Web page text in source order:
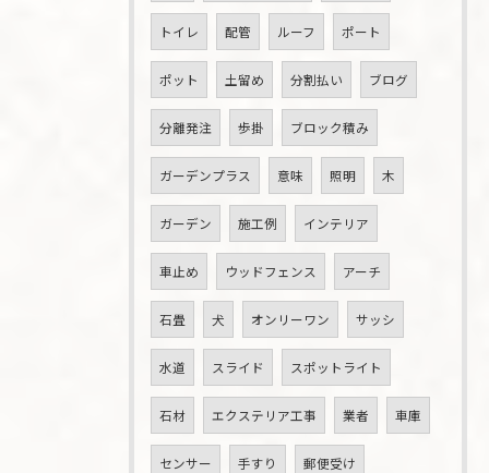
トイレ 配管 ルーフ ポート
ポット 土留め 分割払い ブログ
分離発注 歩掛 ブロック積み
ガーデンプラス 意味 照明 木
ガーデン 施工例 インテリア
車止め ウッドフェンス アーチ
石畳 犬 オンリーワン サッシ
水道 スライド スポットライト
石材 エクステリア工事 業者 車庫
センサー 手すり 郵便受け